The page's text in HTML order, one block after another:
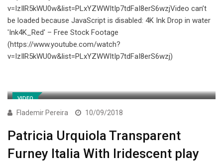
v=IzIlR5kWU0w&list=PLxYZWWItIp7tdFaI8erS6wzjVideo can’t
be loaded because JavaScript is disabled: 4K Ink Drop in water
'Ink4K_Red' – Free Stock Footage
(https://www.youtube.com/watch?
v=IzIlR5kWU0w&list=PLxYZWWItIp7tdFaI8erS6wzj)
VIDEO
Flademir Pereira 10/09/2018
Patricia Urquiola Transparent
Furney Italia With Iridescent play